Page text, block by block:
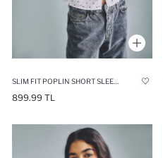
899.99 TL